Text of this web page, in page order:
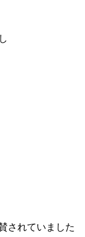
されていました